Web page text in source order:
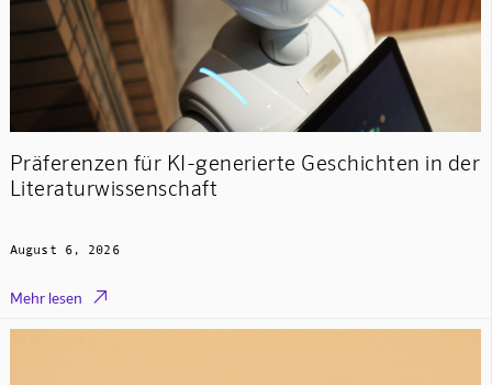
Mindverse Support
Präferenzen für KI-generierte Geschichten in der
Literaturwissenschaft
August 6, 2026
Mehr lesen 